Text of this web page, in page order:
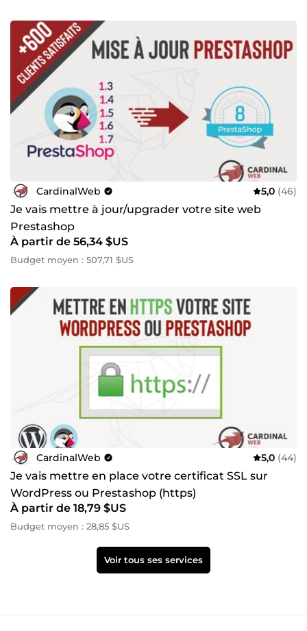
CardinalWeb 5,0 (46)
Je vais mettre à jour/upgrader votre site web
Prestashop
À partir de 56,34 $US
Budget moyen : 507,71 $US
CardinalWeb 5,0 (44)
Je vais mettre en place votre certificat SSL sur
WordPress ou Prestashop (https)
À partir de 18,79 $US
Budget moyen : 28,85 $US
Voir tous ses services